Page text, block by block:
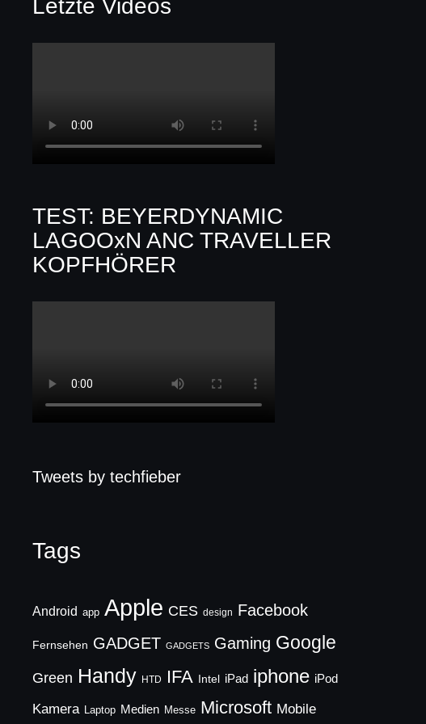
Letzte Videos
TEST: BEYERDYNAMIC
LAGOOxN ANC TRAVELLER
KOPFHÖRER
Tweets by techfieber
Tags
Android app Apple CES design Facebook
Fernsehen GADGET GADGETS Gaming Google
Green Handy HTD IFA Intel iPad iphone iPod
Kamera Laptop Medien Messe Microsoft Mobile